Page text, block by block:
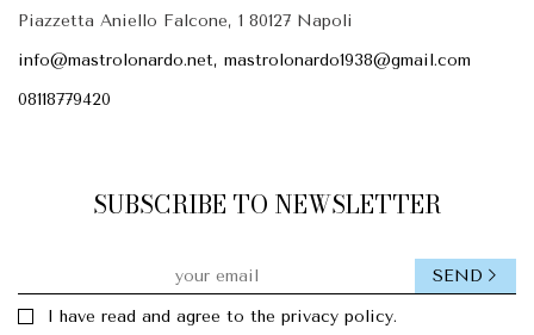
Piazzetta Aniello Falcone, 1 80127 Napoli
info@mastrolonardo.net, mastrolonardo1938@gmail.com
08118779420
SUBSCRIBE TO NEWSLETTER
I have read and agree to the privacy policy.
SEND